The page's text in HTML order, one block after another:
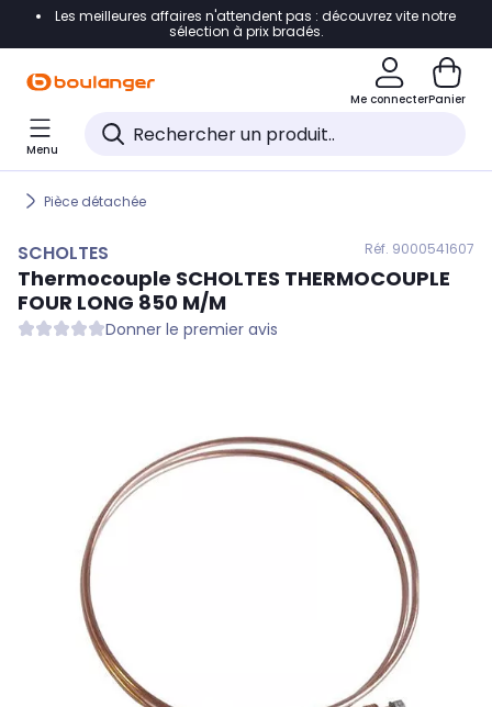
Accéder directement à la navigation
Accéder directement au pied de page
Accéder directement au chatbot
Les meilleures affaires n'attendent pas : découvrez vite notre
sélection à prix bradés.
Me connecterPanier
Menu
Pièce détachée
SCHOLTES Réf. 9000541607
Thermocouple SCHOLTES THERMOCOUPLE
FOUR LONG 850 M/M
Donner le premier avis